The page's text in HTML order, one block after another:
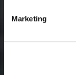
Marketing